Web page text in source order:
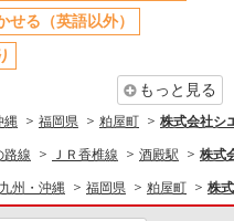
せる（英語以外）
もっと見る
縄 福岡県 粕屋町 株式会社シ
路線 ＪＲ香椎線 酒殿駅 株式
九州・沖縄 福岡県 粕屋町 株